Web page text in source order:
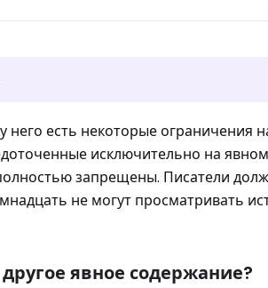
него есть некоторые ограничения
исключительно на
запрещены. Писатели
не могут просматривать
явное содержание?